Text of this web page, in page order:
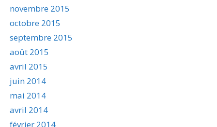
novembre 2015
octobre 2015
septembre 2015
août 2015
avril 2015
juin 2014
mai 2014
avril 2014
février 2014